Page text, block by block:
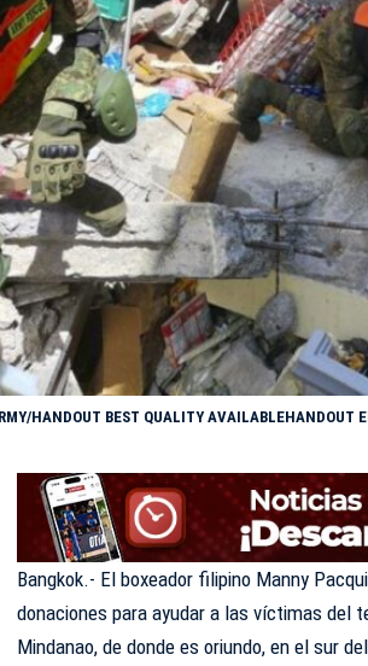
HANDOUT BEST QUALITY AVAILABLEHANDOUT
Bangkok.- El boxeador filipino Manny
donaciones para ayudar a las víctimas del
Mindanao, de donde es oriundo, en el sur